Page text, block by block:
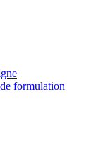
formulation